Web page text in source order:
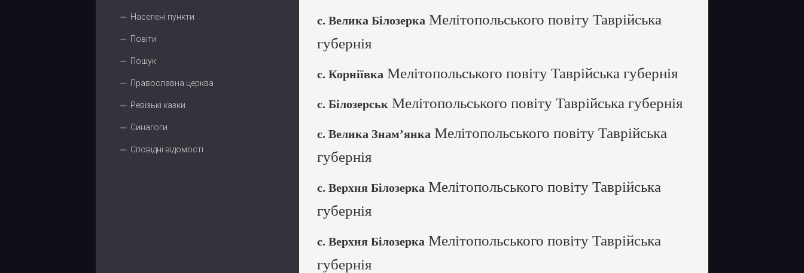
Населені пункти
Повіти
Пошук
Православна церква
Ревізькі казки
Синагоги
Сповідні відомості
с. Велика Білозерка Мелітопольського повіту Таврійська
губернія
с. Корніївка Мелітопольського повіту Таврійська губернія
с. Білозерськ Мелітопольського повіту Таврійська губернія
с. Велика Знам’янка Мелітопольського повіту Таврійська
губернія
с. Верхня Білозерка Мелітопольського повіту Таврійська
губернія
с. Верхня Білозерка Мелітопольського повіту Таврійська
губернія